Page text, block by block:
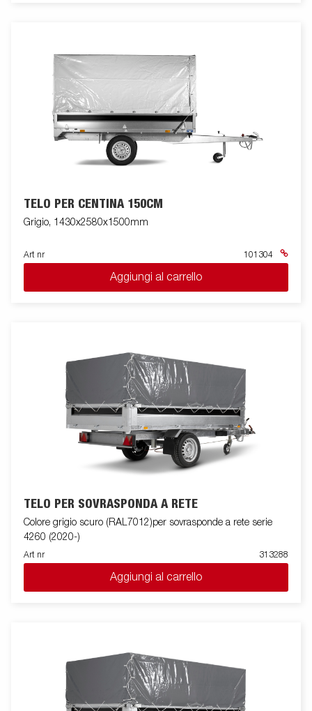
TELO PER CENTINA 150CM
Grigio, 1430x2580x1500mm
Art nr 101304
Aggiungi al carrello
TELO PER SOVRASPONDA A RETE
Colore grigio scuro (RAL7012)per sovrasponde a rete serie
4260 (2020-)
Art nr 313288
Aggiungi al carrello